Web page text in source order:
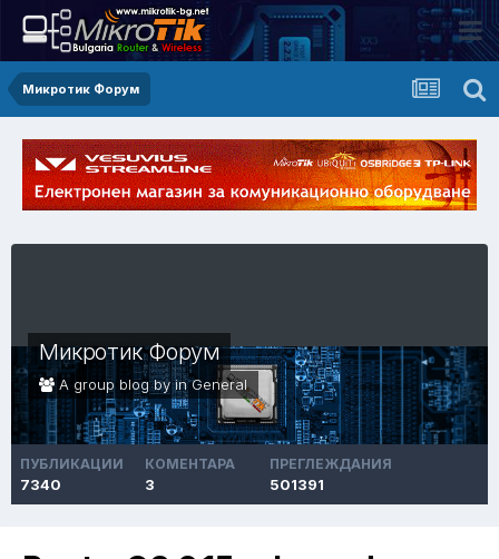
Микротик Форум
Микротик Форум
A group blog by inGeneral
ПУБЛИКАЦИИ
7340
КОМЕНТАРА
3
ПРЕГЛЕЖДАНИЯ
501391